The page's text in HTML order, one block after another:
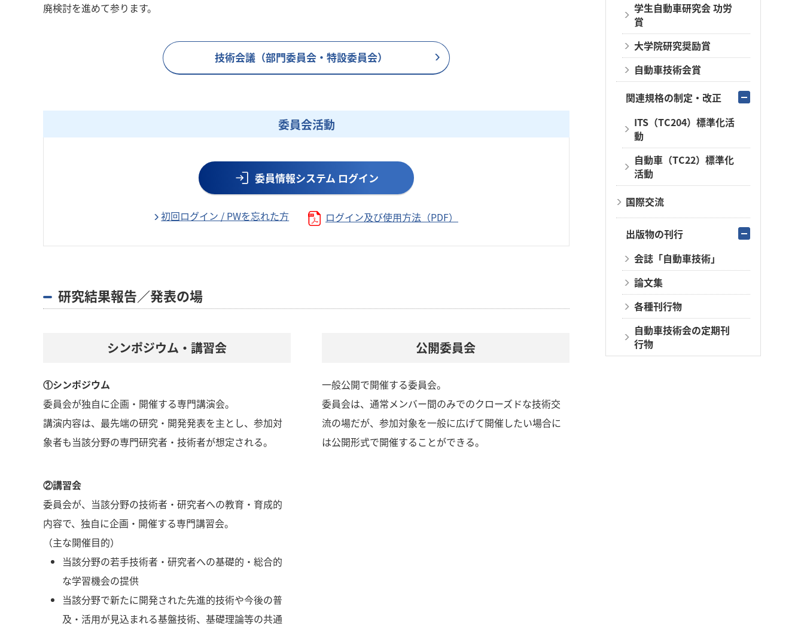
廃検討を進めて参ります。
技術会議（部門委員会・特設委員会）
委員会活動
委員情報システム ログイン
初回ログイン / PWを忘れた方 ログイン及び使用方法（PDF）
研究結果報告／発表の場
シンポジウム・講習会
①シンポジウム
委員会が独自に企画・開催する専門講演会。
講演内容は、最先端の研究・開発発表を主とし、参加対
象者も当該分野の専門研究者・技術者が想定される。
②講習会
委員会が、当該分野の技術者・研究者への教育・育成的
内容で、独自に企画・開催する専門講習会。
（主な開催目的）
当該分野の若手技術者・研究者への基礎的・総合的
な学習機会の提供
当該分野で新たに開発された先進的技術や今後の普
及・活用が見込まれる基盤技術、基礎理論等の共通
公開委員会
一般公開で開催する委員会。
委員会は、通常メンバー間のみでのクローズドな技術交
流の場だが、参加対象を一般に広げて開催したい場合に
は公開形式で開催することができる。
学生自動車研究会 功労
賞
大学院研究奨励賞
自動車技術会賞
関連規格の制定・改正
ITS（TC204）標準化活
動
自動車（TC22）標準化
活動
国際交流
出版物の刊行
会誌「自動車技術」
論文集
各種刊行物
自動車技術会の定期刊
行物